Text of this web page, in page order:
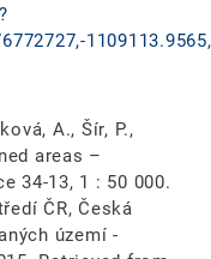
A., Šír, P.,
areas –
34-13, 1 : 50 000.
ČR, Česká
území -